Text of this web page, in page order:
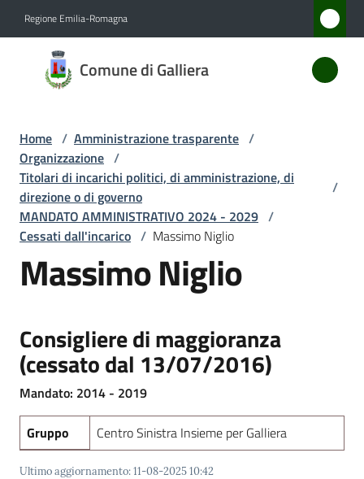
Regione Emilia-Romagna
Comune di Galliera
Comune
di
Amministrazione
Menu selezionato
Novità
Servizi
Galliera
Amministrazione
Trasparente
Menu selezionato
Home / Amministrazione trasparente /
Organizzazione /
Titolari di incarichi politici, di amministrazione, di
direzione o di governo
/
MANDATO AMMINISTRATIVO 2024 - 2029 /
Cessati dall'incarico / Massimo Niglio
Massimo Niglio
Consigliere di maggioranza
(cessato dal 13/07/2016)
Mandato: 2014 - 2019
Gruppo Centro Sinistra Insieme per Galliera
Ultimo aggiornamento:11-08-2025 10:42